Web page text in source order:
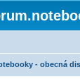
- obecná